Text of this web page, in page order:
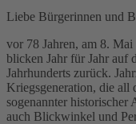
Liebe Bürgerinnen und
vor 78 Jahren, am 8.
blicken Jahr für Jahr auf
Jahrhunderts zurück.
Kriegsgeneration, die all
sogenannter historischer
auch Blickwinkel und